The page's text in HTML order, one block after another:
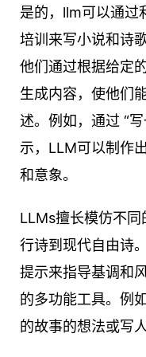
是的，llm可以通过
培训来写小说和诗
他们通过根据给定
生成内容，使他们
述。例如，通过 “
示，LLM可以制作
和意象。
LLMs擅长模仿不同
行诗到现代自由诗
提示来指导基调和
的多功能工具。例
的故事的想法或写